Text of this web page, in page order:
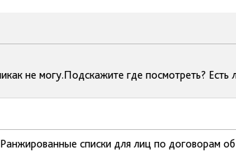
не могу.Подскажите где посмотреть? Есть
списки для лиц по договорам